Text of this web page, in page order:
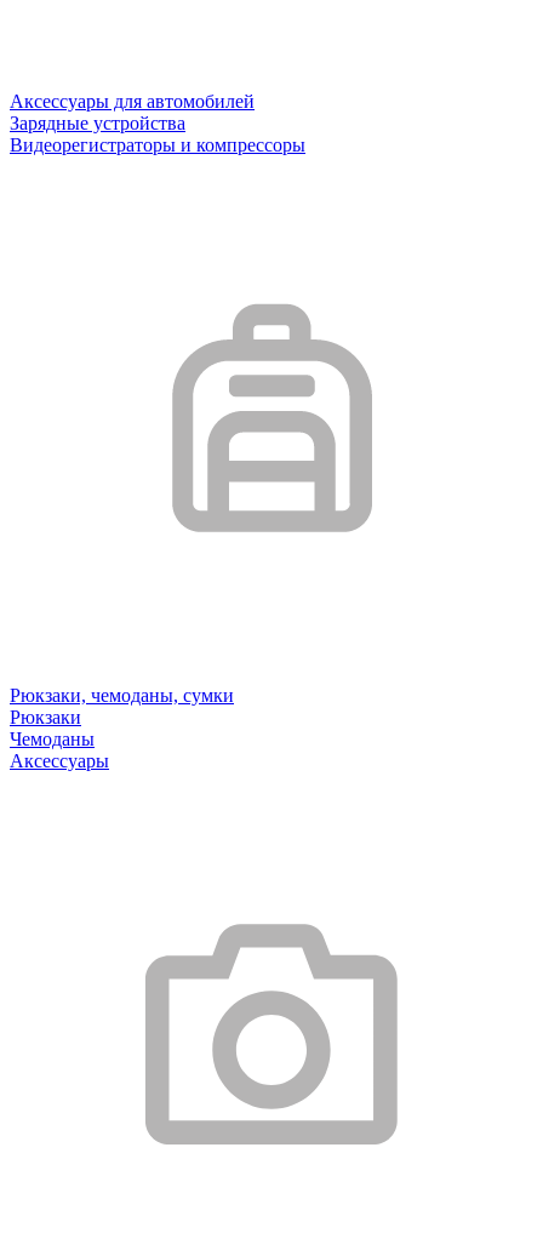
Аксессуары для автомобилей
Зарядные устройства
Видеорегистраторы и компрессоры
Рюкзаки, чемоданы, сумки
Рюкзаки
Чемоданы
Аксессуары